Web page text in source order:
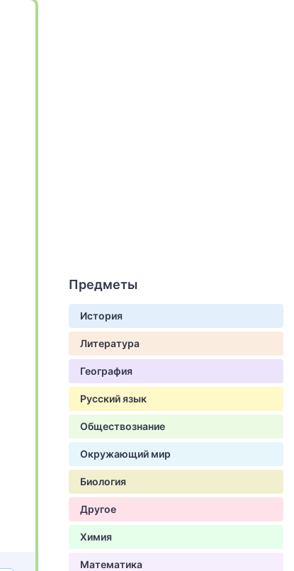
Предметы
История
Литература
География
Русский язык
Обществознание
Окружающий мир
Биология
Другое
Химия
Математика